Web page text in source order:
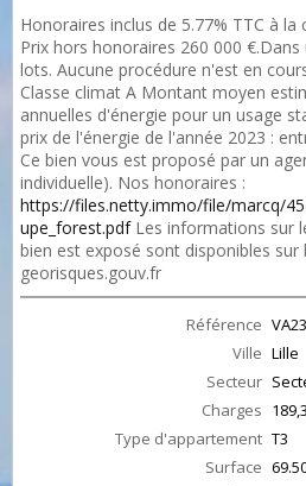
Honoraires inclus de 5.77% TTC à la
Prix hors honoraires 260 000
lots. Aucune procédure n'est en
Classe climat A Montant moyen
annuelles d'énergie pour un usage
prix de l'énergie de l'année 2023 :
Ce bien vous est proposé par un
individuelle). Nos honoraires :
https://files.netty.immo/file/marcq/
upe_forest.pdfLes informations sur
bien est exposé sont disponibles sur
georisques.gouv.fr
Référence
Ville Lille
Secteur
Charges
Type d'appartement T3
Surface